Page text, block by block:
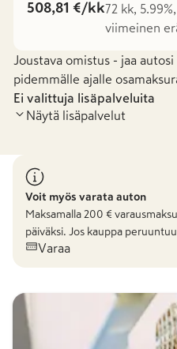
508,81 €/kk72 kk,
viimeinen
Joustava omistus - jaa
pidemmälle ajalle
Ei valittuja lisäpalveluita
Näytä lisäpalvelut
Voit myös varata auton
Maksamalla 200 €
päiväksi. Jos kauppa
Varaa